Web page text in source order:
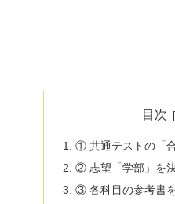
目次
① 共通テストの「
② 志望「学部」を
③ 各科目の参考書